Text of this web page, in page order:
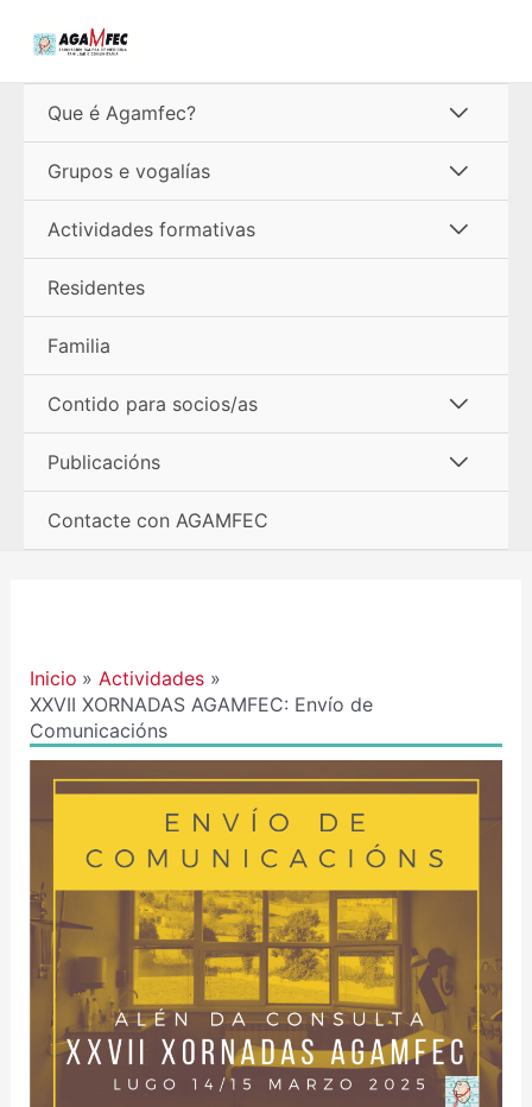
Que é Agamfec?
menú
Grupos e vogalías
menú
Actividades formativas
Residentes
Familia
Contido para socios/as
menú
Publicacións
Contacte con AGAMFEC
Inicio
Actividades
XXVII XORNADAS AGAMFEC: Envío de
Comunicacións